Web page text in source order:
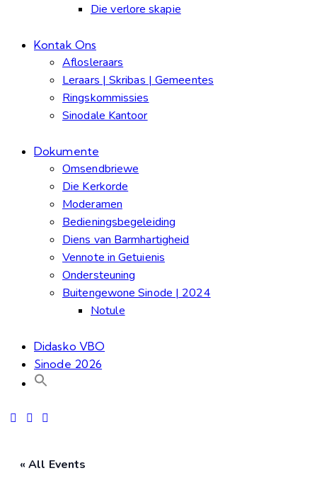
Die verlore skapie
Kontak Ons
Aflosleraars
Leraars | Skribas | Gemeentes
Ringskommissies
Sinodale Kantoor
Dokumente
Omsendbriewe
Die Kerkorde
Moderamen
Bedieningsbegeleiding
Diens van Barmhartigheid
Vennote in Getuienis
Ondersteuning
Buitengewone Sinode | 2024
Notule
Didasko VBO
Sinode 2026
« All Events